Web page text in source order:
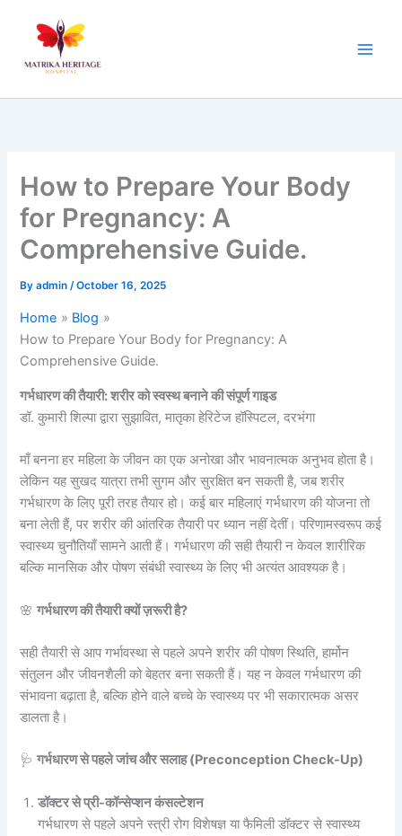
content
How to Prepare Your Body
for Pregnancy: A
Comprehensive Guide.
Byadmin/October 16, 2025
Home
Blog
How to Prepare Your Body for Pregnancy: A
Comprehensive Guide.
गर्भधारण की तैयारी: शरीर को स्वस्थ बनाने की संपूर्ण गाइड
डॉ. कुमारी शिल्पा द्वारा सुझावित, मातृका हेरिटेज हॉस्पिटल, दरभंगा
माँ बनना हर महिला के जीवन का एक अनोखा और भावनात्मक अनुभव होता है।
लेकिन यह सुखद यात्रा तभी सुगम और सुरक्षित बन सकती है, जब शरीर
गर्भधारण के लिए पूरी तरह तैयार हो। कई बार महिलाएं गर्भधारण की योजना तो
बना लेती हैं, पर शरीर की आंतरिक तैयारी पर ध्यान नहीं देतीं। परिणामस्वरूप कई
स्वास्थ्य चुनौतियाँ सामने आती हैं। गर्भधारण की सही तैयारी न केवल शारीरिक
बल्कि मानसिक और पोषण संबंधी स्वास्थ्य के लिए भी अत्यंत आवश्यक है।
🌸गर्भधारण की तैयारी क्यों ज़रूरी है?
सही तैयारी से आप गर्भावस्था से पहले अपने शरीर की पोषण स्थिति, हार्मोन
संतुलन और जीवनशैली को बेहतर बना सकती हैं। यह न केवल गर्भधारण की
संभावना बढ़ाता है, बल्कि होने वाले बच्चे के स्वास्थ्य पर भी सकारात्मक असर
डालता है।
🩺गर्भधारण से पहले जांच और सलाह (Preconception Check-Up)
डॉक्टर से प्री-कॉन्सेप्शन कंसल्टेशन
गर्भधारण से पहले अपने स्त्री रोग विशेषज्ञ या फैमिली डॉक्टर से स्वास्थ्य